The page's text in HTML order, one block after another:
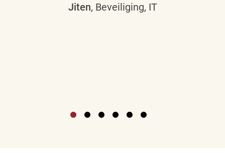
Jiten, Beveiliging, IT